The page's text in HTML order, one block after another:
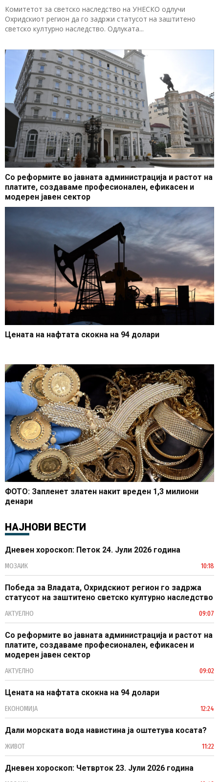
Комитетот за светско наследство на УНЕСКО одлучи
Охридскиот регион да го задржи статусот на заштитено
светско културно наследство. Одлуката...
Со реформите во јавната администрација и растот на
платите, создаваме професионален, ефикасен и
модерен јавен сектор
Цената на нафтата скокна на 94 долари
ФОТО: Запленет златен накит вреден 1,3 милиони
денари
НАЈНОВИ ВЕСТИ
Дневен хороскоп: Петок 24. Јули 2026 година
МОЗАИК 10:18
Победа за Владата, Охридскиот регион го задржа
статусот на заштитено светско културно наследство
АКТУЕЛНО 09:07
Со реформите во јавната администрација и растот на
платите, создаваме професионален, ефикасен и
модерен јавен сектор
АКТУЕЛНО 09:02
Цената на нафтата скокна на 94 долари
ЕКОНОМИЈА 12:24
Дали морската вода навистина ја оштетува косата?
ЖИВОТ 11:22
Дневен хороскоп: Четврток 23. Јули 2026 година